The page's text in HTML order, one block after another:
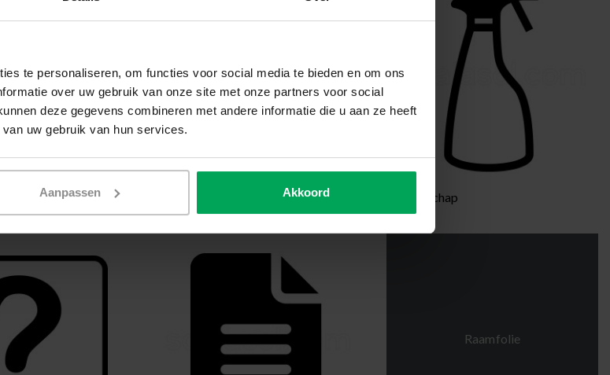
te personaliseren, om functies voor social media te bieden en om ons
over uw gebruik van onze site met onze partners voor social
deze gegevens combineren met andere informatie die u aan ze heeft
uw gebruik van hun services.
Aanpassen Akkoord Gereedschap
Raamfolie